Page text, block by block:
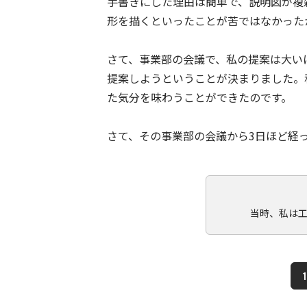
形を描くといったことが苦ではなかっ
さて、事業部の会議で、私の提案は大
提案しようということが決まりました
た気分を味わうことができたのです。
さて、その事業部の会議から3日ほど経
当時、私は
1